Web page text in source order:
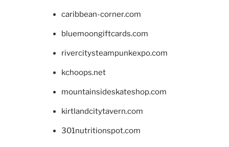
caribbean-corner.com
bluemoongiftcards.com
rivercitysteampunkexpo.com
kchoops.net
mountainsideskateshop.com
kirtlandcitytavern.com
301nutritionspot.com